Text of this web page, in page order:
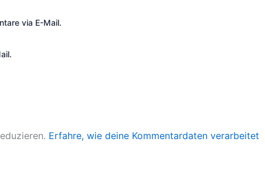
via E-Mail.
Erfahre, wie deine Kommentardaten verarbeitet